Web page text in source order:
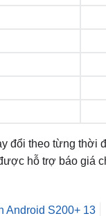
đổi theo từng thời
hỗ trợ báo giá